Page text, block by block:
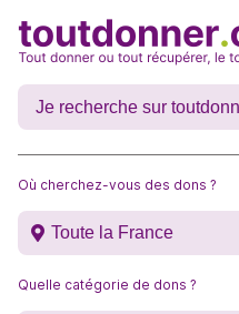
Où cherchez-vous des dons ?
Toute la France
Quelle catégorie de dons ?